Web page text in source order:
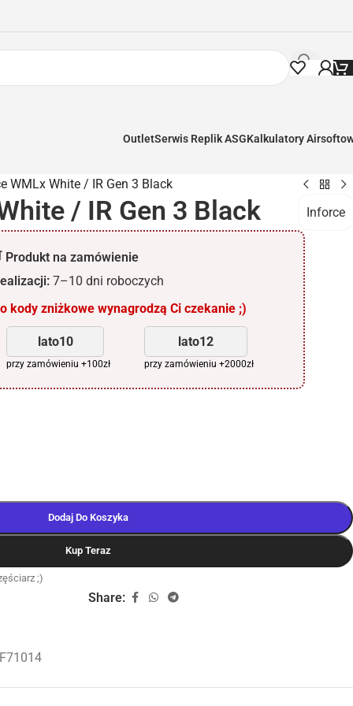
OutletSerwis Replik ASGKalkulatory
WMLx White / IR Gen 3 Black
/ IR Gen 3 Black Inforce
Produkt na zamówienie
7–10 dni roboczych
kody zniżkowe wynagrodzą Ci czekanie ;)
lato10
przy zamówieniu +100zł
lato12
przy zamówieniu +2000zł
Dodaj Do Koszyka
Kup Teraz
;)
Share: